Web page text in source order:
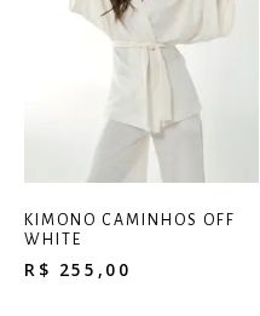
KIMONO CAMINHOS OFF
WHITE
R$ 255,00